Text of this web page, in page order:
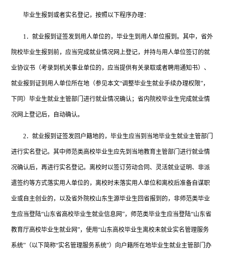
毕业生报到或者实名登记，按照以下程序办理：
1．就业报到证签发到用人单位的，毕业生到用人单位报到。其中，省外
院校毕业生报到前，应当完成就业情况网上登记，并持与用人单位签订的就
业协议书（考录到机关事业单位的，应当提供有关录取或者聘用通知书）、
就业报到证到用人单位所在地（参见本文“调整毕业生就业手续办理权限”，
下同）毕业生就业主管部门进行就业情况确认；省内院校毕业生完成就业情
况网上登记后，自动确认。
2．就业报到证签发回户籍地的，毕业生应当到当地毕业生就业主管部门
进行实名登记。其中师范类高校毕业生应先到当地教育主管部门进行就业情
况确认后，再进行实名登记。离校时以签订劳动合同、灵活就业证明、非派
遣签约等方式落实用人单位的，离校时未落实用人单位和离校后准备自谋职
业或自主创业的，以及省外院校山东生源毕业生回省报到的，非师范类毕业
生应当登陆“山东省高校毕业生就业信息网”，师范类毕业生应当登陆“山东省
教育厅高校毕业生就业网”，使用“山东高校毕业生离校未就业实名管理服务
系统”（以下简称“实名管理服务系统”）向户籍所在地毕业生就业主管部门办